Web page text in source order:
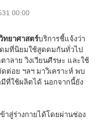
00:00
ทยาศาสตร์บริการชี้แจ้งว่า
ดมที่นิยมใช้สูดดมกันทั่วไป
าลาย วิงเวียนศีรษะ และใช้
ต่อย ฯลฯ มาวิเคราะห์ พบ
ที่ใช้ผลิตได้ นอกจากนี้ยัง
าสู่ร่างกายได้โดยผ่านช่อง